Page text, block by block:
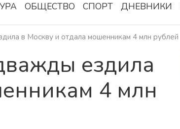
ОБЩЕСТВО СПОРТ ДНЕВНИКИ
в Москву и отдала мошенникам 4 млн рублей
ездила
4 млн